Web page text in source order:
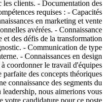
clients. - Documentation des
requises : - Capacités
en marketing et vente
avérées. - Connaissance
et des défis de la transformation
- Communication de type
- Connaissances en design
coordonner le travail d'équipes
des concepts théoriques
connaissance des segments du
nous aimerions vous